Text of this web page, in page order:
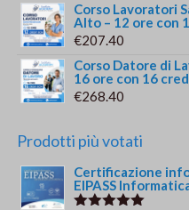
Corso Lavoratori
Alto – 12 ore con
€207.40
Corso Datore di
16 ore con 16
€268.40
Prodotti più votati
Certificazione
EIPASS